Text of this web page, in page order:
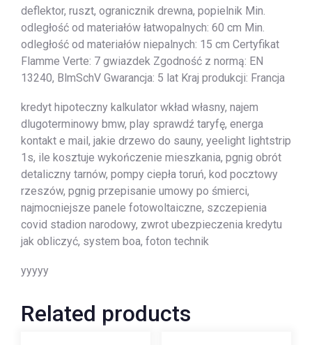
deflektor, ruszt, ogranicznik drewna, popielnik Min.
odległość od materiałów łatwopalnych: 60 cm Min.
odległość od materiałów niepalnych: 15 cm Certyfikat
Flamme Verte: 7 gwiazdek Zgodność z normą: EN
13240, BlmSchV Gwarancja: 5 lat Kraj produkcji: Francja
kredyt hipoteczny kalkulator wkład własny, najem
dlugoterminowy bmw, play sprawdź taryfę, energa
kontakt e mail, jakie drzewo do sauny, yeelight lightstrip
1s, ile kosztuje wykończenie mieszkania, pgnig obrót
detaliczny tarnów, pompy ciepła toruń, kod pocztowy
rzeszów, pgnig przepisanie umowy po śmierci,
najmocniejsze panele fotowoltaiczne, szczepienia
covid stadion narodowy, zwrot ubezpieczenia kredytu
jak obliczyć, system boa, foton technik
yyyyy
Related products